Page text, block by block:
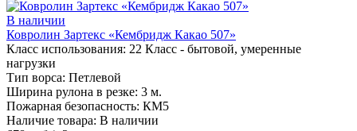
В наличии
Ковролин Зартекс «Кембридж Какао 507»
Класс использования: 22 Класс - бытовой, умеренные
нагрузки
Тип ворса: Петлевой
Ширина рулона в резке: 3 м.
Пожарная безопасность: КМ5
Наличие товара: В наличии